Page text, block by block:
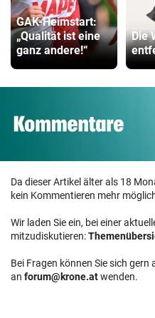
GAK-Heimstart:
„Qualität ist eine
ganz andere!“
Die
Da dieser Artikel älter als 18
kein Kommentieren mehr
Wir laden Sie ein, bei einer
mitzudiskutieren:
Bei Fragen können Sie sich
an forum@krone.atwenden.